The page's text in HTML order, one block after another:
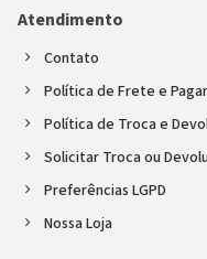
Atendimento
Contato
Política de Frete e
Política de Troca e
Solicitar Troca ou
Preferências LGPD
Nossa Loja